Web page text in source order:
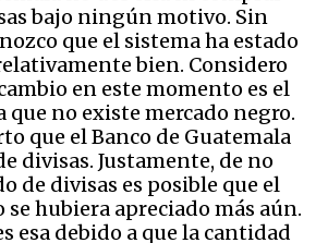
bajo ningún motivo. Sin
que el sistema ha estado
bien. Considero
en este momento es el
que no existe mercado negro.
que el Banco de Guatemala
divisas. Justamente, de no
de divisas es posible que el
hubiera apreciado más aún.
esa debido a que la cantidad